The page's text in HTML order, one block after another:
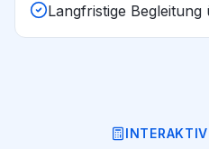
Langfristige